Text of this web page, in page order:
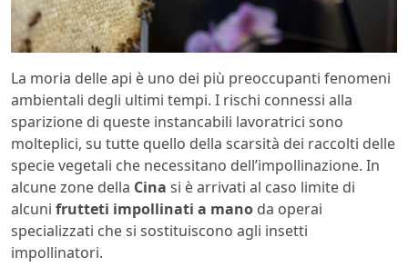
La moria delle api è uno dei più preoccupanti fenomeni
ambientali degli ultimi tempi. I rischi connessi alla
sparizione di queste instancabili lavoratrici sono
molteplici, su tutte quello della scarsità dei raccolti delle
specie vegetali che necessitano dell’impollinazione. In
alcune zone della Cina si è arrivati al caso limite di
alcuni frutteti impollinati a mano da operai
specializzati che si sostituiscono agli insetti
impollinatori.